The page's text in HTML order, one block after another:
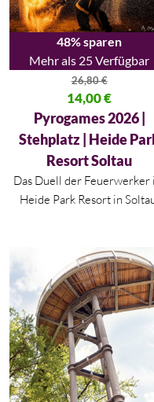
48% sparen
Mehr als 25 Verfügbar
26,80€
Ursprünglicher Preis war:
14,00€
Aktueller Preis ist: 14,00 €.
Pyrogames 2026 |
Stehplatz | Heide
Resort Soltau
Das Duell der Feuerwerker
Heide Park Resort in